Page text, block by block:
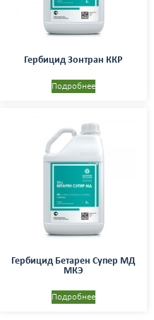
Гербицид Зонтран ККР
Подробнее
Гербицид Бетарен Супер МД
МКЭ
Подробнее